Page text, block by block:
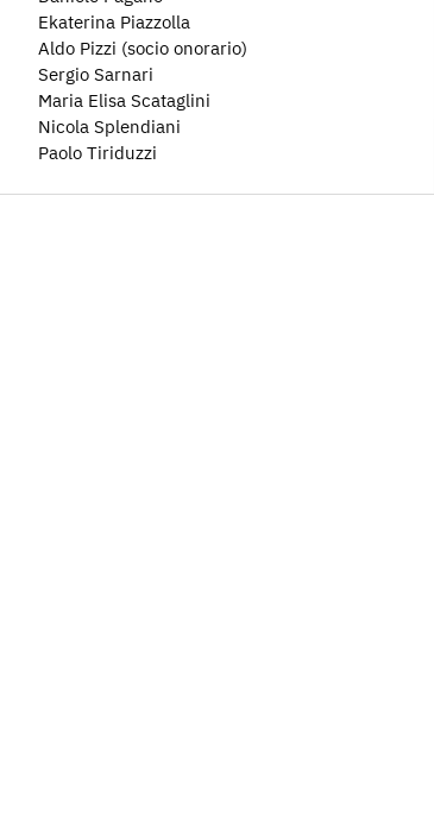
Ekaterina Piazzolla
Aldo Pizzi (socio onorario)
Sergio Sarnari
Maria Elisa Scataglini
Nicola Splendiani
Paolo Tiriduzzi